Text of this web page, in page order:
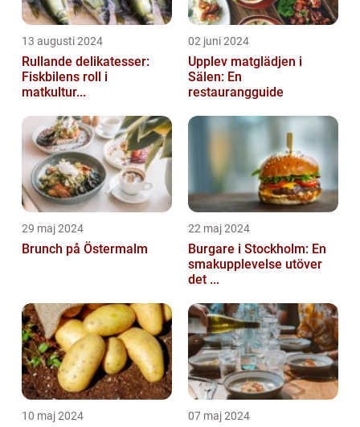
13 augusti 2024
Rullande delikatesser:
Fiskbilens roll i
matkultur...
02 juni 2024
Upplev matglädjen i
Sälen: En
restaurangguide
29 maj 2024
Brunch på Östermalm
22 maj 2024
Burgare i Stockholm: En
smakupplevelse utöver
det ...
10 maj 2024 07 maj 2024